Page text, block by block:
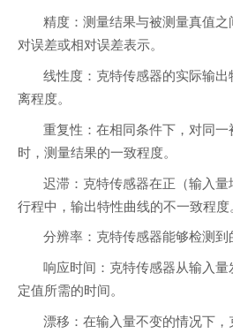
精度：测量结果与被测量真值
对误差或相对误差表示。
线性度：克特传感器的实际输
离程度。
重复性：在相同条件下，对同
时，测量结果的一致程度。
迟滞：克特传感器在正（输入量
行程中，输出特性曲线的不一致程度
分辨率：克特传感器能够检测到
响应时间：克特传感器从输入
定值所需的时间。
漂移：在输入量不变的情况下